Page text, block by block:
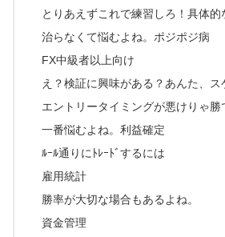
とりあえずこれで練習しろ！具体
治らなくて悩むよね。ポジポジ病
FX中級者以上向け
え？検証に興味がある？あんた、ス
エントリータイミングが悪けりゃ勝
一番悩むよね。利益確定
ﾙｰﾙ通りにﾄﾚｰﾄﾞするには
雇用統計
勝率が大切な場合もあるよね。
資金管理